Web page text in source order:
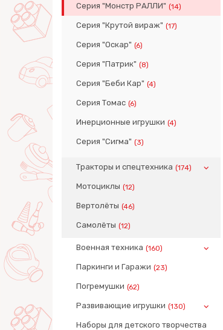
Серия "Монстр РАЛЛИ" (14)
Серия "Крутой вираж" (17)
Серия "Оскар" (6)
Серия "Патрик" (8)
Серия "Беби Кар" (4)
Серия Томас (6)
Инерционные игрушки (4)
Серия "Сигма" (3)
Тракторы и спецтехника (174)
Мотоциклы (12)
Вертолёты (46)
Самолёты (12)
Военная техника (160)
Паркинги и Гаражи (23)
Погремушки (62)
Развивающие игрушки (130)
Наборы для детского творчества